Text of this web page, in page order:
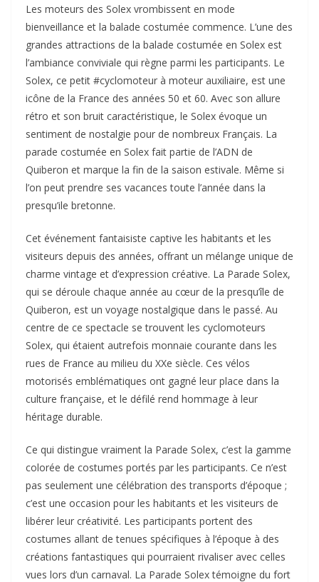
Les moteurs des Solex vrombissent en mode
bienveillance et la balade costumée commence. L’une des
grandes attractions de la balade costumée en Solex est
l’ambiance conviviale qui règne parmi les participants. Le
Solex, ce petit #cyclomoteur à moteur auxiliaire, est une
icône de la France des années 50 et 60. Avec son allure
rétro et son bruit caractéristique, le Solex évoque un
sentiment de nostalgie pour de nombreux Français. La
parade costumée en Solex fait partie de l’ADN de
Quiberon et marque la fin de la saison estivale. Même si
l’on peut prendre ses vacances toute l’année dans la
presqu’ile bretonne.
Cet événement fantaisiste captive les habitants et les
visiteurs depuis des années, offrant un mélange unique de
charme vintage et d’expression créative. La Parade Solex,
qui se déroule chaque année au cœur de la presqu’île de
Quiberon, est un voyage nostalgique dans le passé. Au
centre de ce spectacle se trouvent les cyclomoteurs
Solex, qui étaient autrefois monnaie courante dans les
rues de France au milieu du XXe siècle. Ces vélos
motorisés emblématiques ont gagné leur place dans la
culture française, et le défilé rend hommage à leur
héritage durable.
Ce qui distingue vraiment la Parade Solex, c’est la gamme
colorée de costumes portés par les participants. Ce n’est
pas seulement une célébration des transports d’époque ;
c’est une occasion pour les habitants et les visiteurs de
libérer leur créativité. Les participants portent des
costumes allant de tenues spécifiques à l’époque à des
créations fantastiques qui pourraient rivaliser avec celles
vues lors d’un carnaval. La Parade Solex témoigne du fort